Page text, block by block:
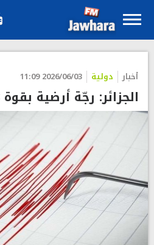
أخبار دولية 2026/06/03 11:09
الجزائر: رجّة أرضية بقوة 3.8 درجات